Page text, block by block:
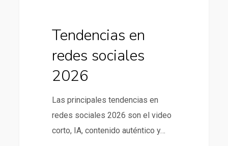
Tendencias en
redes sociales
2026
Las principales tendencias en
redes sociales 2026 son el video
corto, IA, contenido auténtico y…